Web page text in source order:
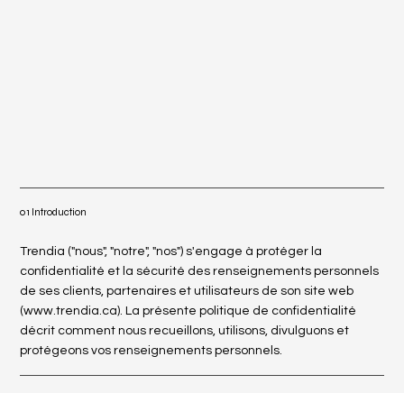
01 Introduction
Trendia ("nous", "notre", "nos") s'engage à protéger la
confidentialité et la sécurité des renseignements personnels
de ses clients, partenaires et utilisateurs de son site web
(www.trendia.ca). La présente politique de confidentialité
décrit comment nous recueillons, utilisons, divulguons et
protégeons vos renseignements personnels.